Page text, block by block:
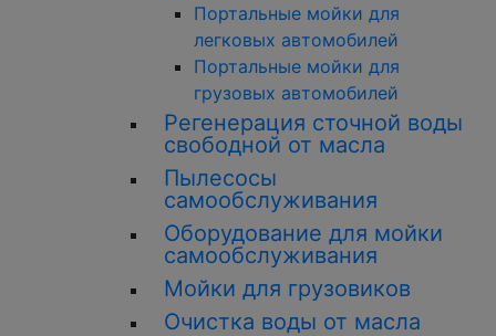
Портальные мойки для
легковых автомобилей
Портальные мойки для
грузовых автомобилей
Регенерация сточной воды
свободной от масла
Пылесосы
самообслуживания
Оборудование для мойки
самообслуживания
Мойки для грузовиков
Очистка воды от масла